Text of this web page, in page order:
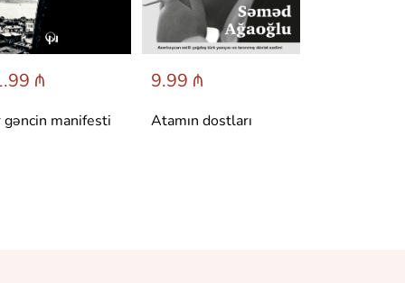
₼
gəncin manifesti
9.99 ₼
Atamın dostları